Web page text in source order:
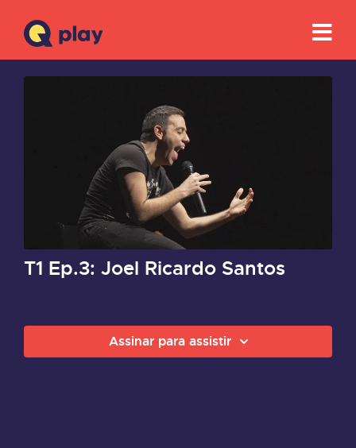
T1 Ep.3: Joel Ricardo Santos
Assinar para assistir